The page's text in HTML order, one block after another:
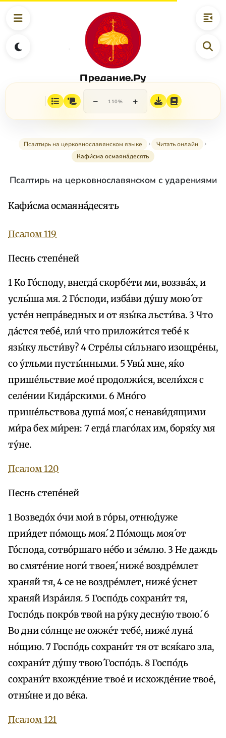
Предание.Ру
− 110% +
Псалтирь на церковнославянском языке
Читать онлайн
Кафи́сма осмаяна́десять
Псалтирь на церковнославянском с ударениями
Кафи́сма осмаяна́десять
Псалом 119
Песнь степе́ней
1 Ко Го́споду, внегда́ скорбе́ти ми, воззва́х, и
услы́ша мя. 2 Го́споди, изба́ви ду́шу мою́ от
усте́н непра́ведных и от язы́ка льсти́ва. 3 Что
да́стся тебе́, или́ что приложи́тся тебе́ к
язы́ку льсти́ву? 4 Стре́лы си́льнаго изощре́ны,
со у́гльми пусты́нными. 5 Увы́ мне, я́ко
прише́льствие мое́ продолжи́ся, всели́хся с
селе́нии Кида́рскими. 6 Мно́го
прише́льствова душа́ моя́, с ненави́дящими
ми́ра бех ми́рен: 7 егда́ глаго́лах им, боря́ху мя
ту́не.
Псалом 120
Песнь степе́ней
1 Возведо́х о́чи мои́ в го́ры, отню́дуже
прии́дет по́мощь моя́. 2 По́мощь моя́ от
Го́спода, сотво́ршаго не́бо и зе́млю. 3 Не даждь
во смяте́ние ноги́ твоея́, ниже́ воздре́млет
храня́й тя, 4 се не воздре́млет, ниже́ у́снет
храня́й Изра́иля. 5 Госпо́дь сохрани́т тя,
Госпо́дь покро́в твой на ру́ку десну́ю твою́. 6
Во дни со́лнце не ожже́т тебе́, ниже́ луна́
но́щию. 7 Госпо́дь сохрани́т тя от вся́каго зла,
сохрани́т ду́шу твою́ Госпо́дь. 8 Госпо́дь
сохрани́т вхожде́ние твое́ и исхожде́ние твое́,
отны́не и до ве́ка.
Псалом 121